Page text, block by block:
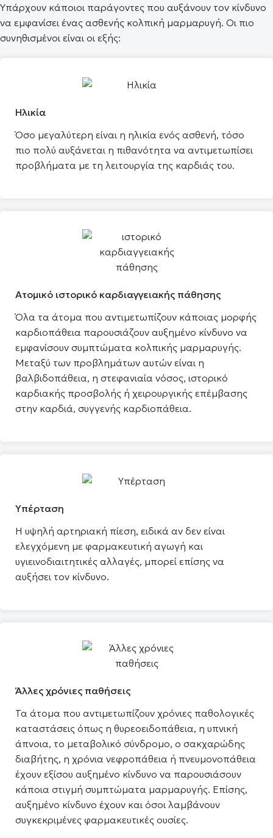
Υπάρχουν κάποιοι παράγοντες που αυξάνουν τον κίνδυνο
να εμφανίσει ένας ασθενής κολπική μαρμαρυγή. Οι πιο
συνηθισμένοι είναι οι εξής:
Ηλικία
Όσο μεγαλύτερη είναι η ηλικία ενός ασθενή, τόσο
πιο πολύ αυξάνεται η πιθανότητα να αντιμετωπίσει
προβλήματα με τη λειτουργία της καρδιάς του.
Ατομικό ιστορικό καρδιαγγειακής πάθησης
Όλα τα άτομα που αντιμετωπίζουν κάποιας μορφής
καρδιοπάθεια παρουσιάζουν αυξημένο κίνδυνο να
εμφανίσουν συμπτώματα κολπικής μαρμαρυγής.
Μεταξύ των προβλημάτων αυτών είναι η
βαλβιδοπάθεια, η στεφανιαία νόσος, ιστορικό
καρδιακής προσβολής ή χειρουργικής επέμβασης
στην καρδιά, συγγενής καρδιοπάθεια.
Υπέρταση
Η υψηλή αρτηριακή πίεση, ειδικά αν δεν είναι
ελεγχόμενη με φαρμακευτική αγωγή και
υγιεινοδιαιτητικές αλλαγές, μπορεί επίσης να
αυξήσει τον κίνδυνο.
Άλλες χρόνιες παθήσεις
Τα άτομα που αντιμετωπίζουν χρόνιες παθολογικές
καταστάσεις όπως η θυρεοειδοπάθεια, η υπνική
άπνοια, το μεταβολικό σύνδρομο, ο σακχαρώδης
διαβήτης, η χρόνια νεφροπάθεια ή πνευμονοπάθεια
έχουν εξίσου αυξημένο κίνδυνο να παρουσιάσουν
κάποια στιγμή συμπτώματα μαρμαρυγής. Επίσης,
αυξημένο κίνδυνο έχουν και όσοι λαμβάνουν
συγκεκριμένες φαρμακευτικές ουσίες.